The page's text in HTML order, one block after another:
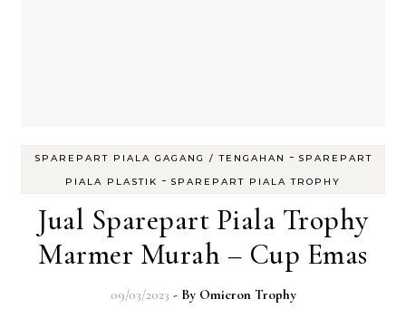
SPAREPART PIALA GAGANG / TENGAHAN - SPAREPART
PIALA PLASTIK - SPAREPART PIALA TROPHY
Jual Sparepart Piala Trophy
Marmer Murah – Cup Emas
09/03/2023 - By Omicron Trophy